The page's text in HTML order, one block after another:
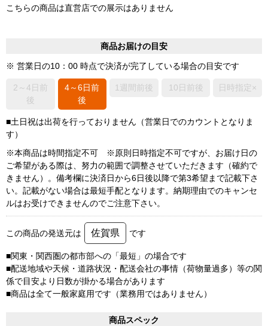
こちらの商品は直営店での展示はありません
商品お届けの目安
※ 営業日の10：00 時点で決済が完了している場合の目安です
2～4日前
後
4～6日前
後
1週間前後 10日前後 日時指定×
■土日祝は出荷を行っておりません（営業日でのカウントとなりま
す）
※本商品は時間指定不可 ※原則日時指定不可ですが、お届け日の
ご希望がある際は、努力の範囲で調整させていただきます（確約で
きません）。備考欄に決済日から6日後以降で第3希望まで記載下さ
い。記載がない場合は最短手配となります。納期理由でのキャンセ
ルはお受けできませんのでご注意下さい。
この商品の発送元は 佐賀県 です
■関東・関西圏の都市部への「最短」の場合です
■配送地域や天候・道路状況・配送会社の事情（荷物量過多）等の関
係で目安より日数が掛かる場合があります
■商品は全て一般家庭用です（業務用ではありません）
商品スペック